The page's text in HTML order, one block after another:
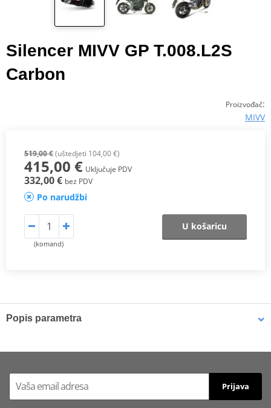
Silencer MIVV GP T.008.L2S
Carbon
Proizvođač:
MIVV
519,00 €(uštedjeti 104,00 €)
415,00 € Uključuje PDV
332,00 € bez PDV
Po narudžbi
(komand)
U košaricu
Popis parametra
PDF MaxTorque
Prijava